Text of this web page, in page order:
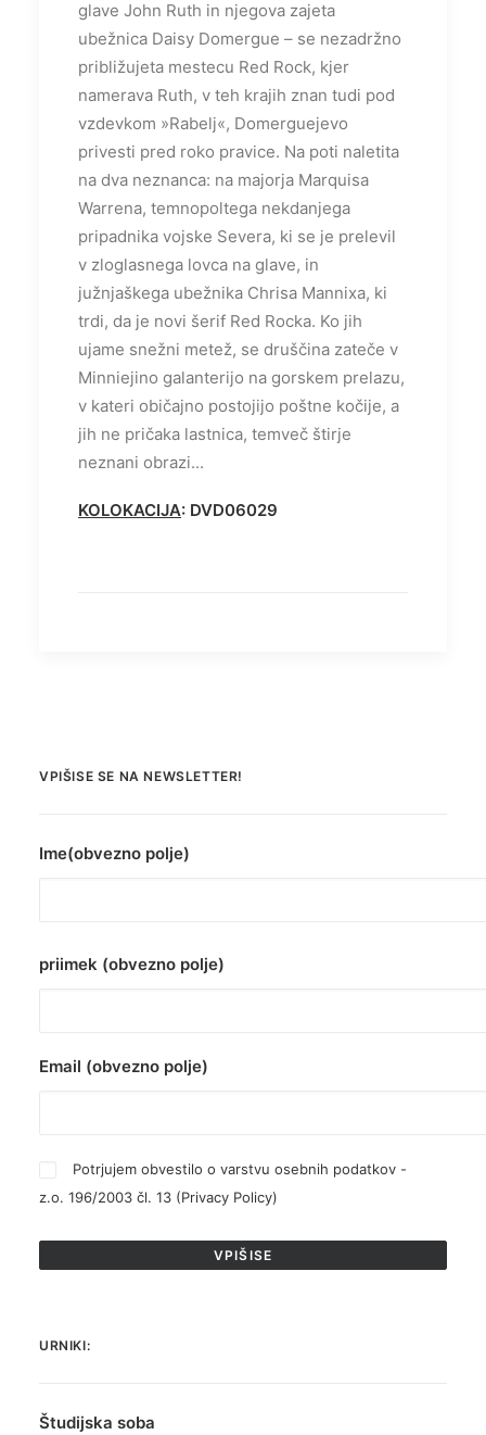
glave John Ruth in njegova zajeta
ubežnica Daisy Domergue – se nezadržno
približujeta mestecu Red Rock, kjer
namerava Ruth, v teh krajih znan tudi pod
vzdevkom »Rabelj«, Domerguejevo
privesti pred roko pravice. Na poti naletita
na dva neznanca: na majorja Marquisa
Warrena, temnopoltega nekdanjega
pripadnika vojske Severa, ki se je prelevil
v zloglasnega lovca na glave, in
južnjaškega ubežnika Chrisa Mannixa, ki
trdi, da je novi šerif Red Rocka. Ko jih
ujame snežni metež, se druščina zateče v
Minniejino galanterijo na gorskem prelazu,
v kateri običajno postojijo poštne kočije, a
jih ne pričaka lastnica, temveč štirje
neznani obrazi...
KOLOKACIJA: DVD06029
VPIŠISE SE NA NEWSLETTER!
Ime(obvezno polje)
priimek (obvezno polje)
Email (obvezno polje)
Potrjujem obvestilo o varstvu osebnih podatkov -
z.o. 196/2003 čl. 13 (Privacy Policy)
URNIKI:
Študijska soba